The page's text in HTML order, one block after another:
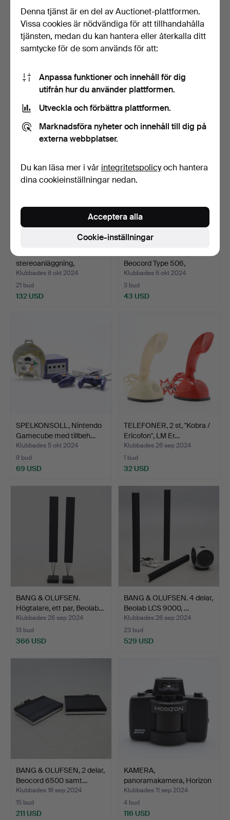
BANG & OLUFSEN,
"Beogram 4500",
24 bud
466 USD
RADIO, iPal, Tivoli Audio.
5 bud
48 USD
stereoanläggning,
Beosyste…
Klubbades 6 okt 2024
21 bud
132 USD
Beocord Type 506,
Magnefon…
Klubbades 6 okt 2024
3 bud
43 USD
SPELKONSOLL, Nintendo
Gamecube med tillbeh…
Klubbades 5 okt 2024
9 bud
69 USD
TELEFONER, 2 st, "Kobra /
Ericofon", LM Er…
Klubbades 26 sep 2024
1 bud
32 USD
BANG & OLUFSEN.
Högtalare, ett par, Beolab…
Klubbades 26 sep 2024
13 bud
366 USD
BANG & OLUFSEN. 4 delar,
Beolab LCS 9000, …
Klubbades 26 sep 2024
23 bud
529 USD
BANG & OLUFSEN, 2 delar,
Beocord 6500 samt…
Klubbades 16 sep 2024
15 bud
211 USD
KAMERA,
panoramakamera, Horizon
202, Ryssl…
Klubbades 11 sep 2024
4 bud
116 USD
Denna tjänst är en del av Auctionet-plattformen.
Vissa cookies är nödvändiga för att tillhandahålla
tjänsten, medan du kan hantera eller återkalla ditt
samtycke för de som används för att:
Anpassa funktioner och innehåll för dig
utifrån hur du använder plattformen.
Utveckla och förbättra plattformen.
Marknadsföra nyheter och innehåll till dig på
externa webbplatser.
Du kan läsa mer i vår integritetspolicyoch hantera
dina cookieinställningar nedan.
Cookie-inställningar
Acceptera alla